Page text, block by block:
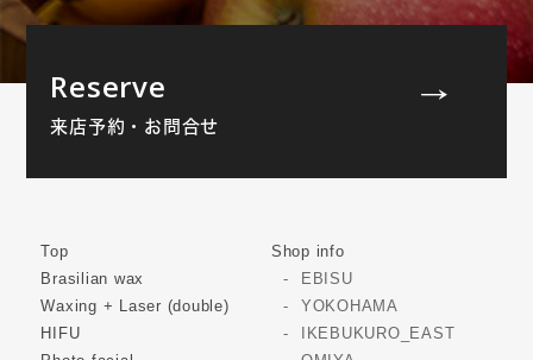
Reserve
来店予約・お問合せ
Top
Brasilian wax
Waxing + Laser (double)
HIFU
Shop info
EBISU
YOKOHAMA
IKEBUKURO_EAST